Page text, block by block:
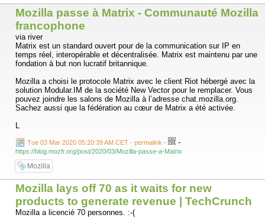
Mozilla passe à Matrix - Communauté Mozilla
francophone
via river
Matrix est un standard ouvert pour de la communication sur IP en
temps réel, interopérable et décentralisée. Matrix est maintenu par une
fondation à but non lucratif britannique.
Mozilla a choisi le protocole Matrix avec le client Riot hébergé avec la
solution Modular.IM de la société New Vector pour le remplacer. Vous
pouvez joindre les salons de Mozilla à l’adresse chat.mozilla.org.
Sachez aussi que la fédération au cœur de Matrix a été activée.
L
Tue 03 Mar 2020 05:20:39 AM CET - permalink - -
https://blog.mozfr.org/post/2020/03/Mozilla-passe-a-Matrix
Mozilla
Mozilla lays off 70 as it waits for new
products to generate revenue | TechCrunch
Mozilla a licencié 70 personnes. :-(